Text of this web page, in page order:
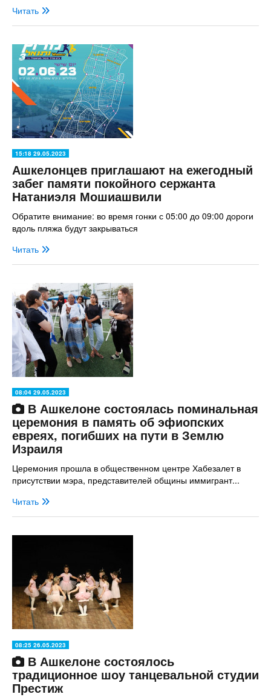
Читать
15:18 29.05.2023
Ашкелонцев приглашают на ежегодный
забег памяти покойного сержанта
Натаниэля Мошиашвили
Обратите внимание: во время гонки с 05:00 до 09:00 дороги
вдоль пляжа будут закрываться
Читать
08:04 29.05.2023
В Ашкелоне состоялась поминальная
церемония в память об эфиопских
евреях, погибших на пути в Землю
Израиля
Церемония прошла в общественном центре Хабезалет в
присутствии мэра, представителей общины иммигрант...
Читать
08:25 26.05.2023
В Ашкелоне состоялось
традиционное шоу танцевальной студии
Престиж